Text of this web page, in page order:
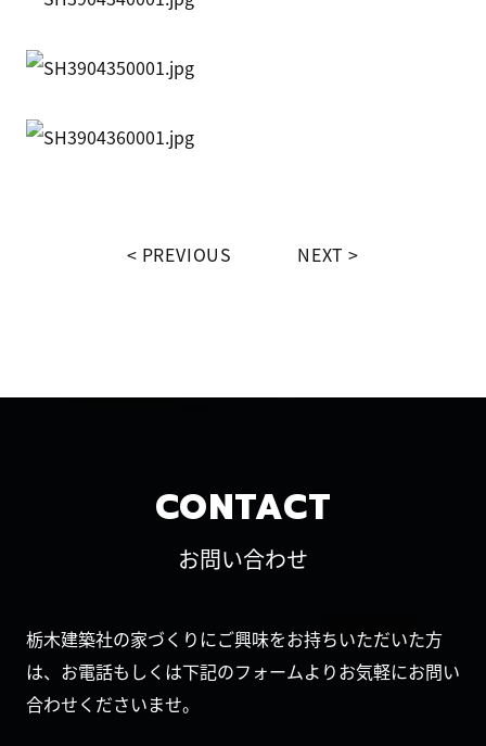
PREVIOUS NEXT
CONTACT
お問い合わせ
栃木建築社の家づくりにご興味をお持ちいただいた方
は、お電話もしくは下記のフォームよりお気軽にお問い
合わせくださいませ。